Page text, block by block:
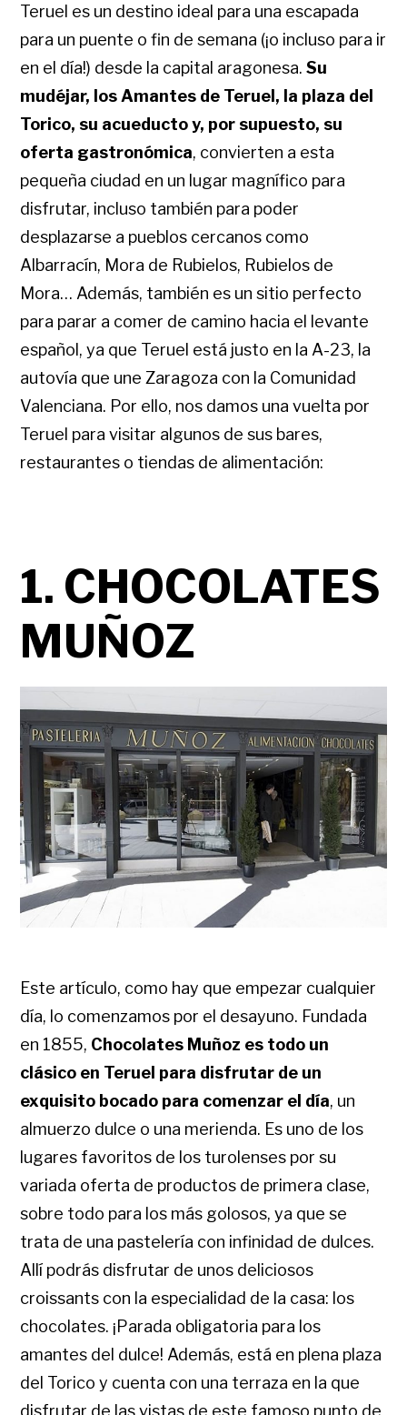
Teruel es un destino ideal para una escapada
para un puente o fin de semana (¡o incluso para ir
en el día!) desde la capital aragonesa.Su
mudéjar, los Amantes de Teruel, la plaza del
Torico, su acueducto y, por supuesto, su
oferta gastronómica, convierten a esta
pequeña ciudad en un lugar magnífico para
disfrutar, incluso también para poder
desplazarse a pueblos cercanos como
Albarracín, Mora de Rubielos, Rubielos de
Mora… Además, también es un sitio perfecto
para parar a comer de camino hacia el levante
español, ya que Teruel está justo en la A-23, la
autovía que une Zaragoza con la Comunidad
Valenciana. Por ello, nos damos una vuelta por
Teruel para visitar algunos de sus bares,
restaurantes o tiendas de alimentación:
1. CHOCOLATES
MUÑOZ
Este artículo, como hay que empezar cualquier
día, lo comenzamos por el desayuno. Fundada
en 1855, Chocolates Muñoz es todo un
clásico en Teruel para disfrutar de un
exquisito bocado para comenzar el día, un
almuerzo dulce o una merienda. Es uno de los
lugares favoritos de los turolenses por su
variada oferta de productos de primera clase,
sobre todo para los más golosos, ya que se
trata de una pastelería con infinidad de dulces.
Allí podrás disfrutar de unos deliciosos
croissants con la especialidad de la casa: los
chocolates. ¡Parada obligatoria para los
amantes del dulce! Además, está en plena plaza
del Torico y cuenta con una terraza en la que
disfrutar de las vistas de este famoso punto de